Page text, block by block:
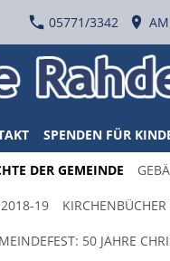
05771/3342
SPENDEN FÜR
DER GEMEINDE
2018-19
50 JAHRE